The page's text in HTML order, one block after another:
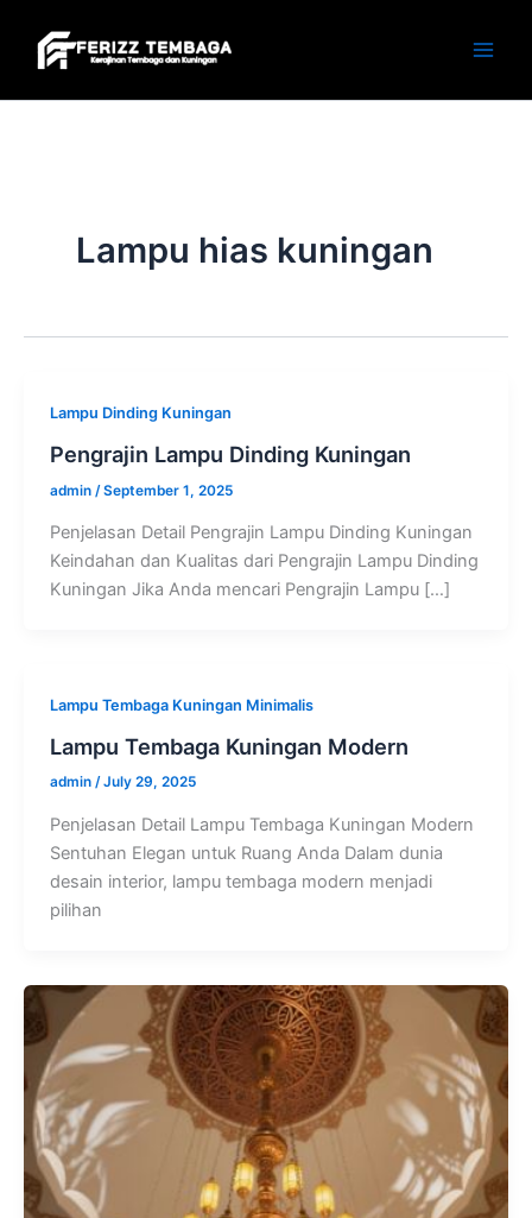
content
Lampu hias kuningan
Lampu Dinding Kuningan
Pengrajin Lampu Dinding Kuningan
admin /September 1, 2025
Penjelasan Detail Pengrajin Lampu Dinding Kuningan
Keindahan dan Kualitas dari Pengrajin Lampu Dinding
Kuningan Jika Anda mencari Pengrajin Lampu […]
Lampu Tembaga Kuningan Minimalis
Lampu Tembaga Kuningan Modern
admin /July 29, 2025
Penjelasan Detail Lampu Tembaga Kuningan Modern
Sentuhan Elegan untuk Ruang Anda Dalam dunia
desain interior, lampu tembaga modern menjadi
pilihan